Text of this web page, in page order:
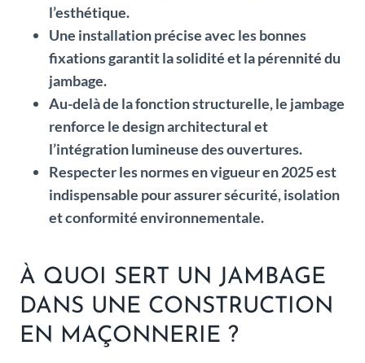
l’esthétique.
Une installation précise avec les bonnes
fixations garantit la solidité et la pérennité du
jambage.
Au-delà de la fonction structurelle, le jambage
renforce le design architectural et
l’intégration lumineuse des ouvertures.
Respecter les normes en vigueur en 2025 est
indispensable pour assurer sécurité, isolation
et conformité environnementale.
À QUOI SERT UN JAMBAGE
DANS UNE CONSTRUCTION
EN MAÇONNERIE ?